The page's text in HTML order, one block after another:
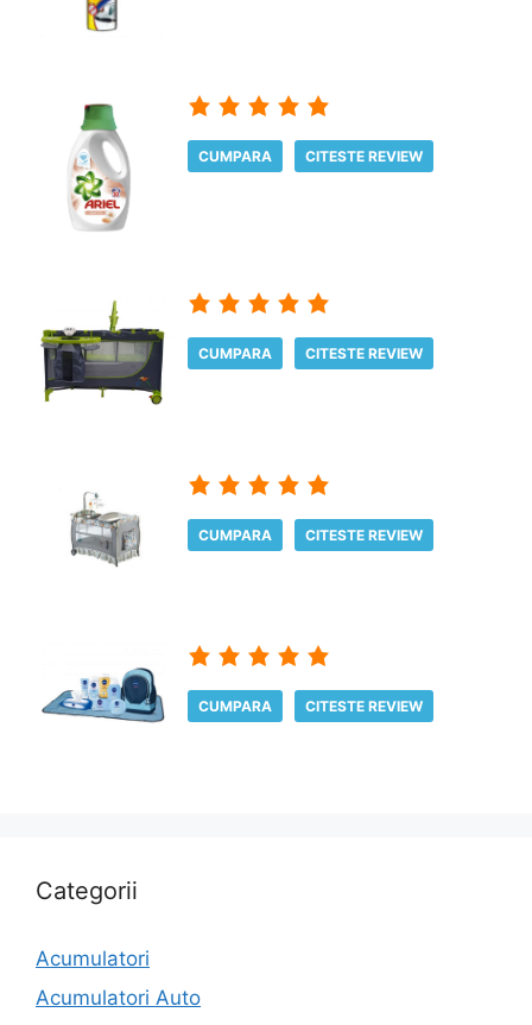
CUMPARA CITESTE REVIEW
CUMPARA CITESTE REVIEW
CUMPARA CITESTE REVIEW
CUMPARA CITESTE REVIEW
Categorii
Acumulatori
Acumulatori Auto